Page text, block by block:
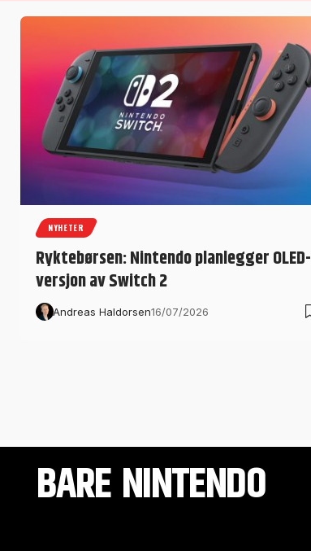
NYHETER
Ryktebørsen: Nintendo planlegger OLED-
versjon av Switch 2
Andreas Haldorsen16/07/2026
BARE NINTENDO